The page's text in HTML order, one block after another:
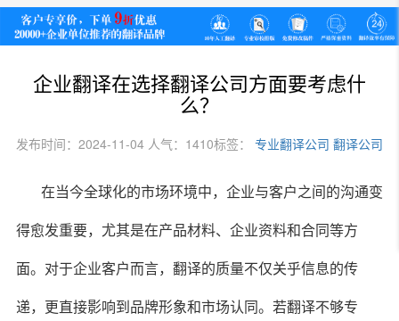
企业翻译在选择翻译公司方面要考虑什
么？
发布时间：2024-11-04 人气：1410标签： 专业翻译公司 翻译公司
在当今全球化的市场环境中，企业与客户之间的沟通变
得愈发重要，尤其是在产品材料、企业资料和合同等方
面。对于企业客户而言，翻译的质量不仅关乎信息的传
递，更直接影响到品牌形象和市场认同。若翻译不够专